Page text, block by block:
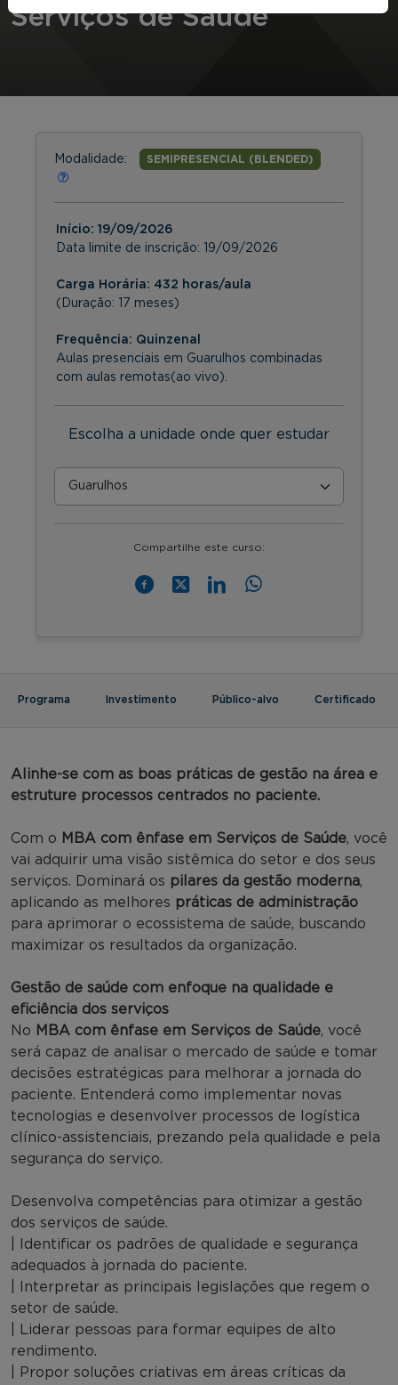
Serviços de Saúde
Modalidade: SEMIPRESENCIAL (BLENDED)
Início: 19/09/2026
Data limite de inscrição: 19/09/2026
Carga Horária: 432 horas/aula
(Duração: 17 meses)
Frequência: Quinzenal
Aulas presenciais em Guarulhos combinadas
com aulas remotas(ao vivo).
Escolha a unidade onde quer estudar
Compartilhe este curso:
Programa Investimento Público-alvo Certificado
Alinhe-se com as boas práticas de gestão na área e
estruture processos centrados no paciente.
Com o MBA com ênfase em Serviços de Saúde, você
vai adquirir uma visão sistêmica do setor e dos seus
serviços. Dominará os pilares da gestão moderna,
aplicando as melhores práticas de administração
para aprimorar o ecossistema de saúde, buscando
maximizar os resultados da organização.
Gestão de saúde com enfoque na qualidade e
eficiência dos serviços
No MBA com ênfase em Serviços de Saúde, você
será capaz de analisar o mercado de saúde e tomar
decisões estratégicas para melhorar a jornada do
paciente. Entenderá como implementar novas
tecnologias e desenvolver processos de logística
clínico-assistenciais, prezando pela qualidade e pela
segurança do serviço.
Desenvolva competências para otimizar a gestão
dos serviços de saúde.
| Identificar os padrões de qualidade e segurança
adequados à jornada do paciente.
| Interpretar as principais legislações que regem o
setor de saúde.
| Liderar pessoas para formar equipes de alto
rendimento.
| Propor soluções criativas em áreas críticas da